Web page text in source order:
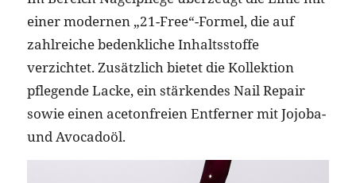
einer modernen „21-Free“-Formel, die auf
zahlreiche bedenkliche Inhaltsstoffe
verzichtet. Zusätzlich bietet die Kollektion
pflegende Lacke, ein stärkendes Nail Repair
sowie einen acetonfreien Entferner mit Jojoba-
und Avocadoöl.